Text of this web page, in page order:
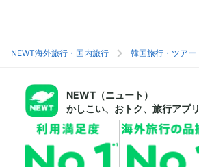
NEWT海外旅行・国内旅行 韓国旅行・ツアー
NEWT（ニュート）
かしこい、おトク、旅行アプリ